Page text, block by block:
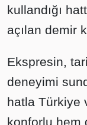
kullandığı
açılan demir
Ekspresin,
deneyimi
hatla Türkiye
konforlu hem